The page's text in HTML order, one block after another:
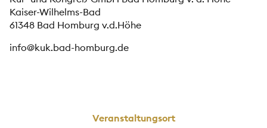
Kaiser-Wilhelms-Bad
61348 Bad Homburg v.d.Höhe
info@kuk.bad-homburg.de
Veranstaltungsort